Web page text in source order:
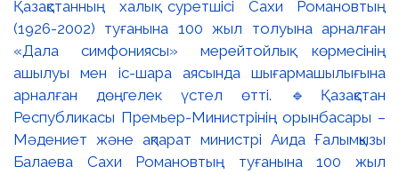
Қазақстанның халық суретшісі Сахи Романовтың
(1926-2002) туғанына 100 жыл толуына арналған
«Дала симфониясы» мерейтойлық көрмесінің
ашылуы мен іс-шара аясында шығармашылығына
арналған дөңгелек үстел өтті. 🔹Қазақстан
Республикасы Премьер-Министрінің орынбасары –
Мәдениет және ақпарат министрі Аида Ғалымқызы
Балаева Сахи Романовтың туғанына 100 жыл